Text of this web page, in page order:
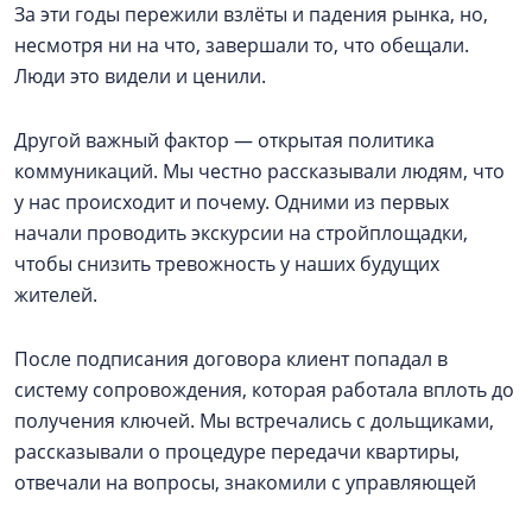
За эти годы пережили взлёты и падения рынка, но,
несмотря ни на что, завершали то, что обещали.
Люди это видели и ценили.
Другой важный фактор — открытая политика
коммуникаций. Мы честно рассказывали людям, что
у нас происходит и почему. Одними из первых
начали проводить экскурсии на стройплощадки,
чтобы снизить тревожность у наших будущих
жителей.
После подписания договора клиент попадал в
систему сопровождения, которая работала вплоть до
получения ключей. Мы встречались с дольщиками,
рассказывали о процедуре передачи квартиры,
отвечали на вопросы, знакомили с управляющей